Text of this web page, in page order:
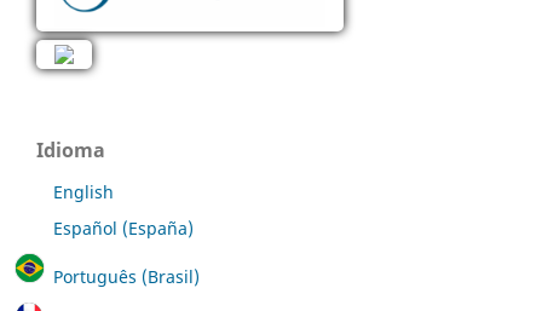
Idioma
English
Español (España)
Português (Brasil)